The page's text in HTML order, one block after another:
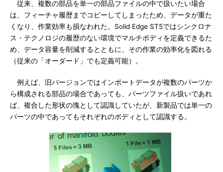
従来、複数の部品を単一の部品ファイルの中で扱いたい場合
は、フィーチャ履歴までコピーしてしまったため、データが重た
くなり、作業効率も損なわれた。Solid Edge ST5ではシンクロナ
ス・テクノロジの履歴のない環境でマルチボディを定義できるた
め、データ容量を削減するとともに、その作業の効率化を図れる
（従来の「オーダード」でも定義可能）。
例えば、旧バージョンではインポートデータが複数のパーツか
ら構成される部品の場合であっても、パーツファイル扱いであれ
ば、複合した形状の塊として認識していたが、新製品では単一の
パーツの中であってもそれぞれのボディとして認識する。